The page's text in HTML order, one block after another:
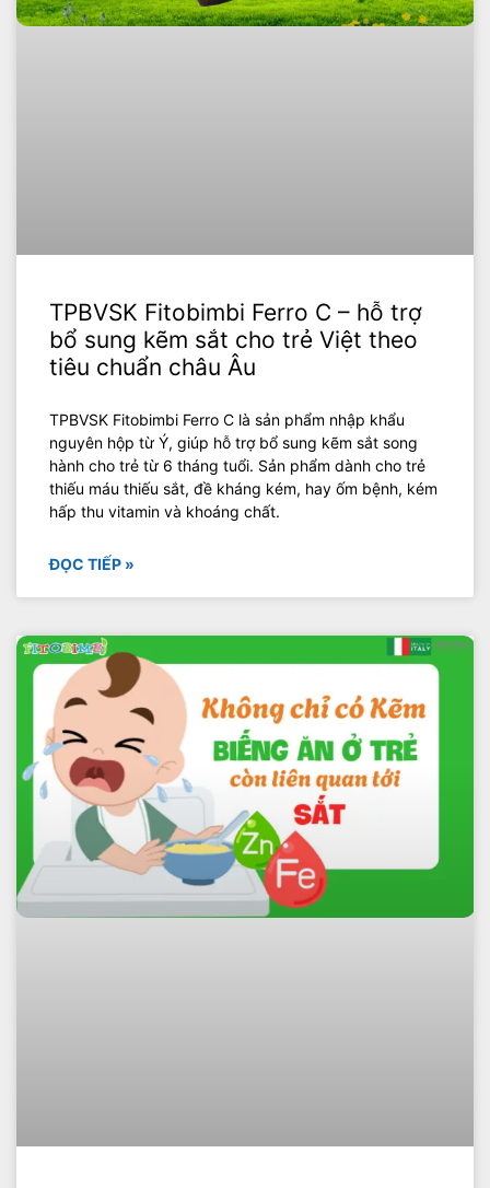
TPBVSK Fitobimbi Ferro C – hỗ trợ
bổ sung kẽm sắt cho trẻ Việt theo
tiêu chuẩn châu Âu
TPBVSK Fitobimbi Ferro C là sản phẩm nhập khẩu
nguyên hộp từ Ý, giúp hỗ trợ bổ sung kẽm sắt song
hành cho trẻ từ 6 tháng tuổi. Sản phẩm dành cho trẻ
thiếu máu thiếu sắt, đề kháng kém, hay ốm bệnh, kém
hấp thu vitamin và khoáng chất.
ĐỌC TIẾP »